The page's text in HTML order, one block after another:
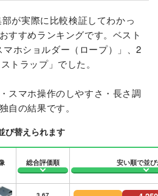
が実際に比較検証してわかっ
すすめランキングです。ベスト
ホショルダー（ロープ）」、2
トラップ」でした。
スマホ操作のしやすさ・長さ調
自の結果です。
び替えられます
総合評価順 安い順で並